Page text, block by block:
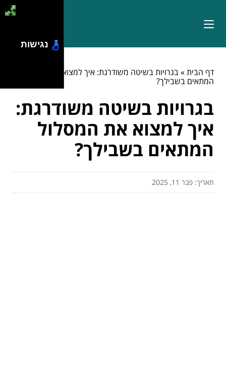
דף הבית»בגרויות בשיטה משודרגת: איך למצוא את המסלול
המתאים בשבילך?
בגרויות בשיטה משודרגת:
איך למצוא את המסלול
המתאים בשבילך?
תאריך: פבר 11, 2025
נגישות